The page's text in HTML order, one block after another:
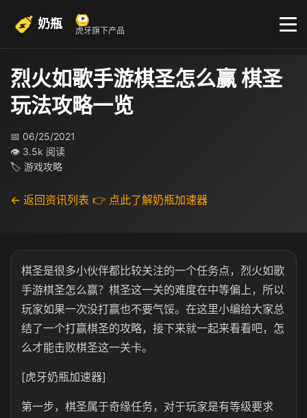
奶瓶 虎牙旗下产品
烈火如歌手游棋圣怎么赢 棋圣
玩法攻略一览
📅 06/25/2021
👁 3.5k 阅读
🏷 游戏攻略
← 返回资讯列表 👉 点此了解奶瓶加速器
棋圣是很多小伙伴都比较关注的一个任务点，烈火如歌
手游棋圣怎么赢？棋圣这一关的难度在中等偏上，所以
玩家如果一次没打赢也不要气馁。在这里小编给大家总
结了一个打赢棋圣的攻略，接下来就一起来看看吧，怎
么才能击败棋圣这一关卡。
[虎牙奶瓶加速器]
第一步，棋圣属于奇缘任务，对于玩家是有等级要求